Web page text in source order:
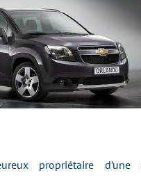
propriétaire d’une